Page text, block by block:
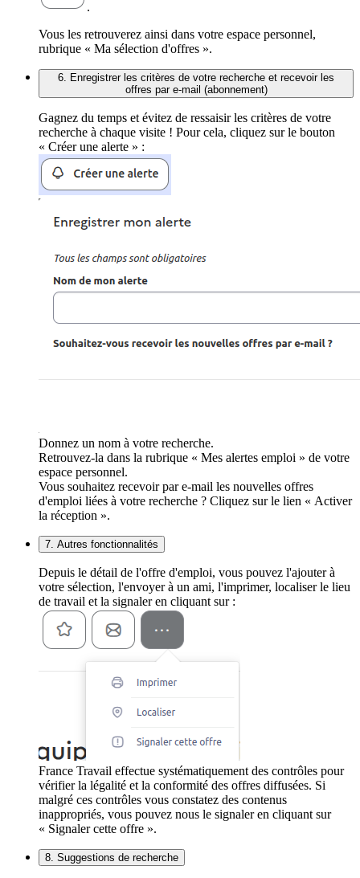
.
Vous les retrouverez ainsi dans votre espace personnel,
rubrique « Ma sélection d'offres ».
6. Enregistrer les critères de votre recherche et recevoir les
offres par e-mail (abonnement)
Gagnez du temps et évitez de ressaisir les critères de votre
recherche à chaque visite ! Pour cela, cliquez sur le bouton
« Créer une alerte » :
Donnez un nom à votre recherche.
Retrouvez-la dans la rubrique « Mes alertes emploi » de votre
espace personnel.
Vous souhaitez recevoir par e-mail les nouvelles offres
d'emploi liées à votre recherche ? Cliquez sur le lien « Activer
la réception ».
7. Autres fonctionnalités
Depuis le détail de l'offre d'emploi, vous pouvez l'ajouter à
votre sélection, l'envoyer à un ami, l'imprimer, localiser le lieu
de travail et la signaler en cliquant sur :
France Travail effectue systématiquement des contrôles pour
vérifier la légalité et la conformité des offres diffusées. Si
malgré ces contrôles vous constatez des contenus
inappropriés, vous pouvez nous le signaler en cliquant sur
« Signaler cette offre ».
8. Suggestions de recherche